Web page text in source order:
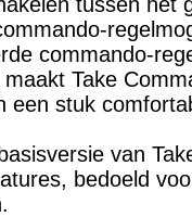
commando-
Take
een stuk
van
bedoeld